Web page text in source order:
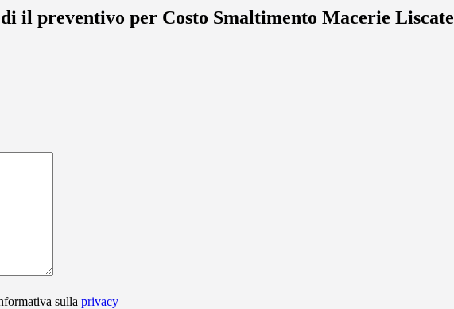
il preventivo per Costo Smaltimento Macerie Liscate
sulla privacy